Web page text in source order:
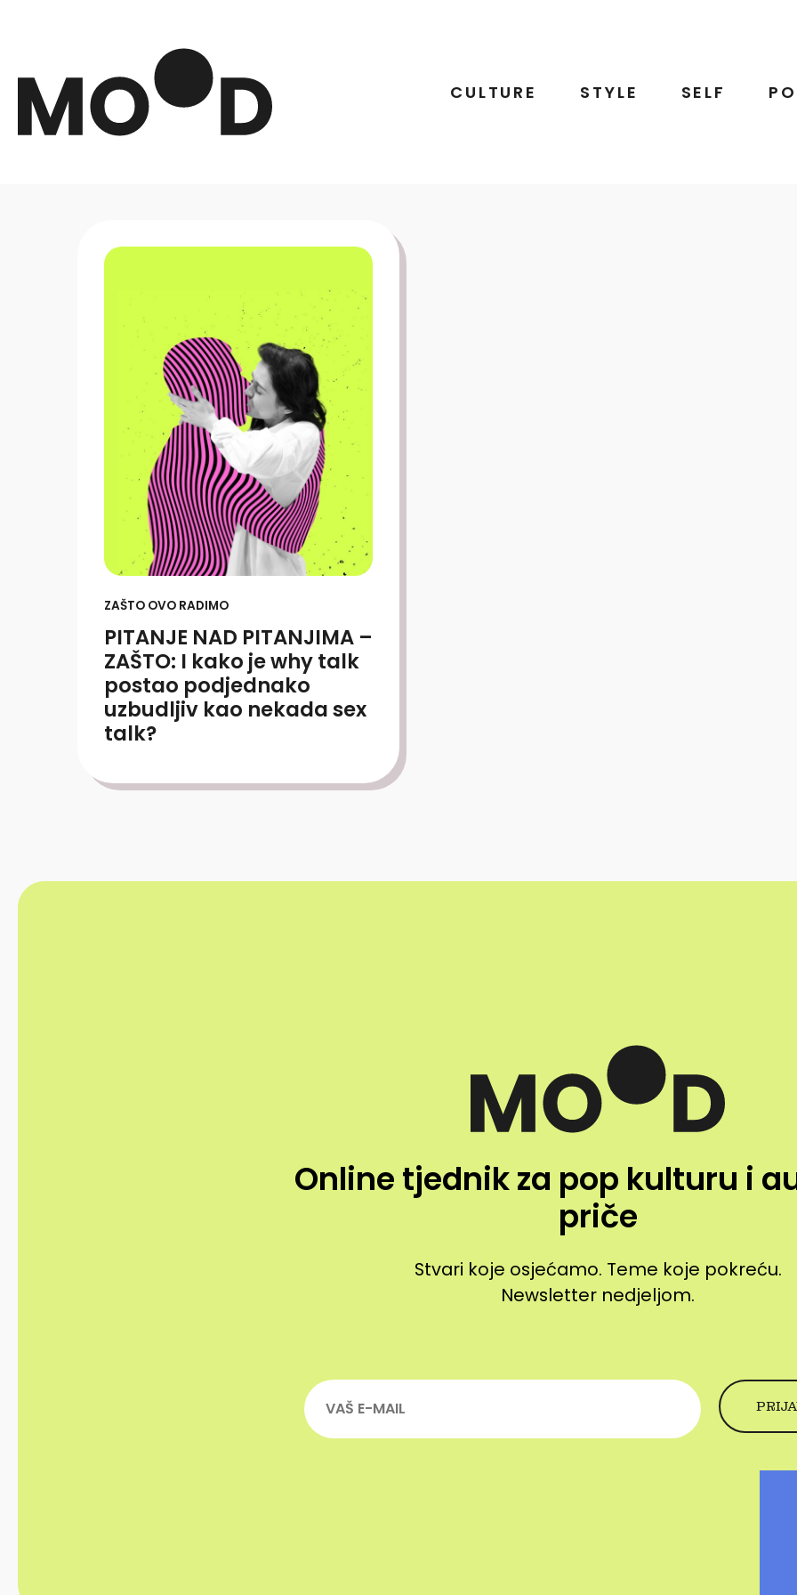
CULTURE STYLE SELF
ZAŠTO OVO RADIMO
PITANJE NAD PITANJIMA –
ZAŠTO: I kako je why talk
postao podjednako
uzbudljiv kao nekada sex
talk?
Online tjednik za pop kulturu i
priče
Stvari koje osjećamo. Teme koje pokreću.
Newsletter nedjeljom.